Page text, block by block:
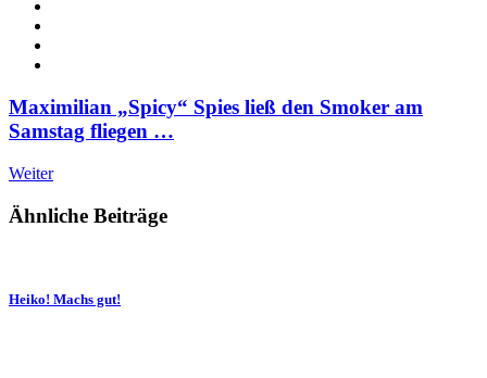
Maximilian „Spicy“ Spies ließ den Smoker am
Samstag fliegen …
Weiter
Ähnliche Beiträge
Heiko! Machs gut!